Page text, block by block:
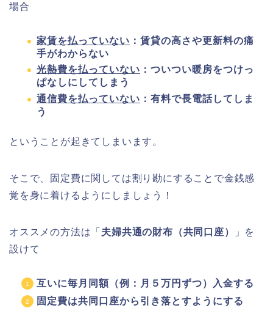
場合
家賃を払っていない ：賃貸の高さや更新料の痛
手がわからない
光熱費を払っていない ：ついつい暖房をつけっ
ぱなしにしてしまう
通信費を払っていない ：有料で長電話してしま
う
ということが起きてしまいます。
そこで、固定費に関しては割り勘にすることで金銭感
覚を身に着けるようにしましょう！
オススメの方法は「 夫婦共通の財布（共同口座）
」を
設けて
互いに毎月同額（例：月５万円ずつ）入金する
固定費は共同口座から引き落とすようにする